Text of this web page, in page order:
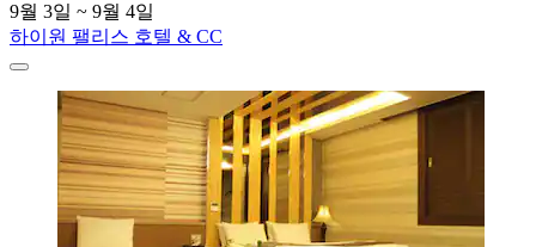
9월 3일 ~ 9월 4일
하이원 팰리스 호텔 & CC